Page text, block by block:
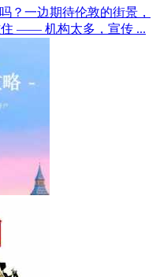
？一边期待伦敦的街景，
住 —— 机构太多，宣传 ...